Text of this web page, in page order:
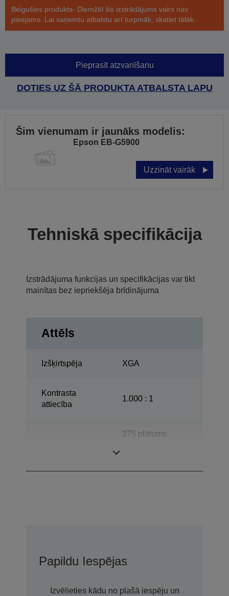
Beigušies produkts- Diemžēl šis izstrādājums vairs nav
pieejams. Lai saņemtu atbalstu arī turpmāk, skatiet tālāk.
Pieprasīt atzvanīšanu
DOTIES UZ ŠĀ PRODUKTA ATBALSTA LAPU
Šim vienumam ir jaunāks modelis:
Epson EB-G5900
Uzzināt vairāk
Tehniskā specifikācija
Izstrādājuma funkcijas un specifikācijas var tikt
mainītas bez iepriekšēja brīdinājuma
Attēls
Izšķirtspēja XGA
Kontrasta
attiecība
1.000 : 1
275 platums,
Papildu Iespējas
Izvēlieties kādu no plašā iespēju un